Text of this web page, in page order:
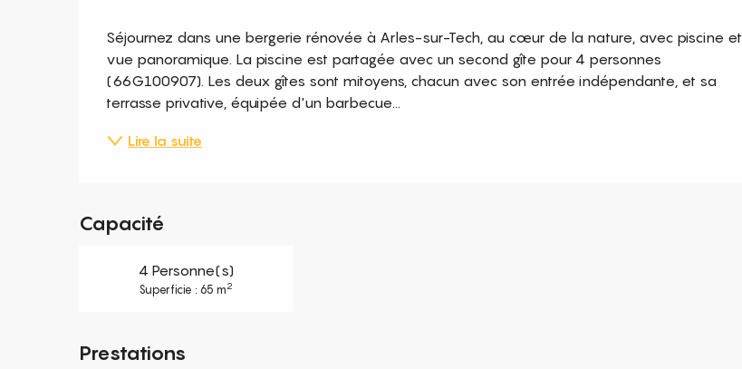
Description
Séjournez dans une bergerie rénovée à Arles-sur-Tech, au cœur de la nature, avec piscine et
vue panoramique. La piscine est partagée avec un second gîte pour 4 personnes
(66G100907). Les deux gîtes sont mitoyens, chacun avec son entrée indépendante, et sa
terrasse privative, équipée d'un barbecue...
Lire la suite
Capacité
4 Personne(s)
Superficie : 65 m2
Prestations